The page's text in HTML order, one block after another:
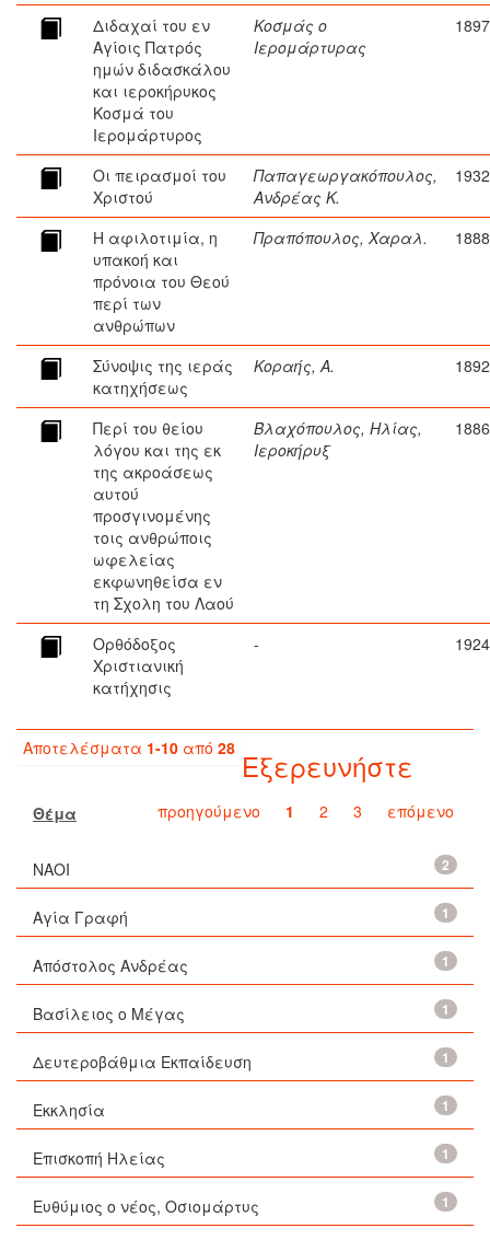
Διδαχαί του εν
Αγίοις Πατρός
ημών διδασκάλου
και ιεροκήρυκος
Κοσμά του
Ιερομάρτυρος
Κοσμάς ο
Ιερομάρτυρας
1897
Οι πειρασμοί του
Χριστού
Παπαγεωργακόπουλος,
Ανδρέας Κ.
1932
Η αφιλοτιμία, η
υπακοή και
πρόνοια του Θεού
περί των
ανθρώπων
Πραπόπουλος, Χαραλ. 1888
Σύνοψις της ιεράς
κατηχήσεως
Κοραής, Α. 1892
Περί του θείου
λόγου και της εκ
της ακροάσεως
αυτού
προσγινομένης
τοις ανθρώποις
ωφελείας
εκφωνηθείσα εν
τη Σχολη του Λαού
Βλαχόπουλος, Ηλίας,
Ιεροκήρυξ
1886
Ορθόδοξος
Χριστιανική
κατήχησις
- 1924
Αποτελέσματα 1-10 από 28
προηγούμενο 1 2 3 επόμενο
Εξερευνήστε
Θέμα
2
ΝΑΟΙ
1
Αγία Γραφή
1
Απόστολος Ανδρέας
1
Βασίλειος ο Μέγας
1
Δευτεροβάθμια Εκπαίδευση
1
Εκκλησία
1
Επισκοπή Ηλείας
1
Ευθύμιος ο νέος, Οσιομάρτυς